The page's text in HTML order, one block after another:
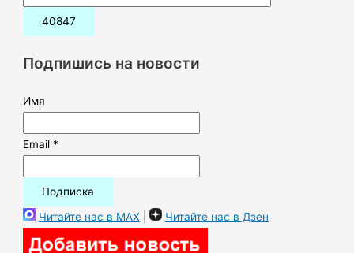
и
:Подпишись на новости
Имя
Email *
Читайте нас в MAX | Читайте нас в Дзен